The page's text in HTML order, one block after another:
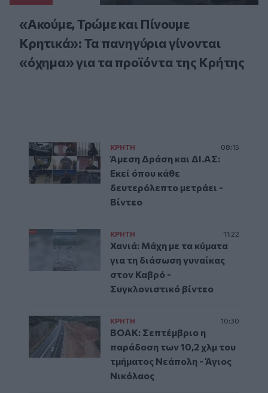
«Ακούμε, Τρώμε και Πίνουμε
Κρητικά»: Τα πανηγύρια γίνονται
«όχημα» για τα προϊόντα της Κρήτης
ΚΡΗΤΗ 08:15
Άμεση Δράση και ΔΙ.ΑΣ:
Εκεί όπου κάθε
δευτερόλεπτο μετράει -
Βίντεο
ΚΡΗΤΗ 11:22
Χανιά: Μάχη με τα κύματα
για τη διάσωση γυναίκας
στον Καβρό -
Συγκλονιστικό βίντεο
ΚΡΗΤΗ 10:30
ΒΟΑΚ: Σεπτέμβριο η
παράδοση των 10,2 χλμ του
τμήματος Νεάπολη - Άγιος
Νικόλαος